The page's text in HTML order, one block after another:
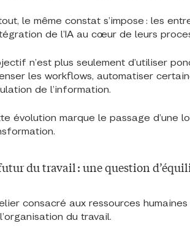
le même constat s’impose : les
de l’IA au cœur de leurs
n’est plus seulement d’utiliser
les workflows, automatiser
de l’information.
évolution marque le passage d’une
du travail : une question
consacré aux ressources
du travail.